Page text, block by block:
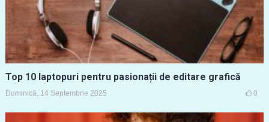
Top 10 laptopuri pentru pasionații de editare grafică
Duminică, 14 Septembrie 2025 0